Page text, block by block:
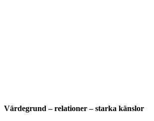
Värdegrund – relationer – starka känslor